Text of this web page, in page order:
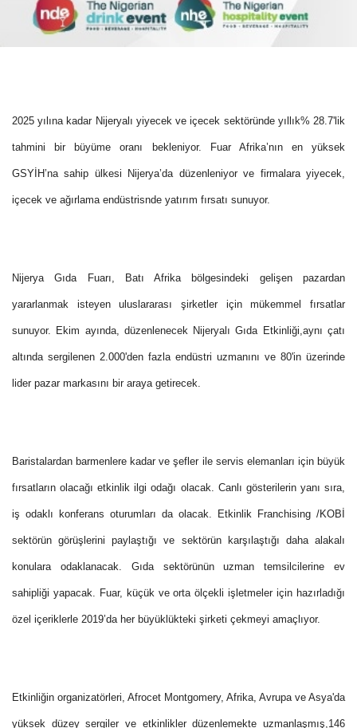
2025 yılına kadar Nijeryalı yiyecek ve içecek sektöründe yıllık% 28.7'lik
tahmini bir büyüme oranı bekleniyor. Fuar Afrika’nın en yüksek
GSYİH’na sahip ülkesi Nijerya’da düzenleniyor ve firmalara yiyecek,
içecek ve ağırlama endüstrisnde yatırım fırsatı sunuyor.
Nijerya Gıda Fuarı, Batı Afrika bölgesindeki gelişen pazardan
yararlanmak isteyen uluslararası şirketler için mükemmel fırsatlar
sunuyor. Ekim ayında, düzenlenecek Nijeryalı Gıda Etkinliği,aynı çatı
altında sergilenen 2.000'den fazla endüstri uzmanını ve 80'in üzerinde
lider pazar markasını bir araya getirecek.
Baristalardan barmenlere kadar ve şefler ile servis elemanları için büyük
fırsatların olacağı etkinlik ilgi odağı olacak. Canlı gösterilerin yanı sıra,
iş odaklı konferans oturumları da olacak. Etkinlik Franchising /KOBİ
sektörün görüşlerini paylaştığı ve sektörün karşılaştığı daha alakalı
konulara odaklanacak. Gıda sektörünün uzman temsilcilerine ev
sahipliği yapacak. Fuar, küçük ve orta ölçekli işletmeler için hazırladığı
özel içeriklerle 2019’da her büyüklükteki şirketi çekmeyi amaçlıyor.
Etkinliğin organizatörleri, Afrocet Montgomery, Afrika, Avrupa ve Asya'da
yüksek düzey sergiler ve etkinlikler düzenlemekte uzmanlaşmış,146